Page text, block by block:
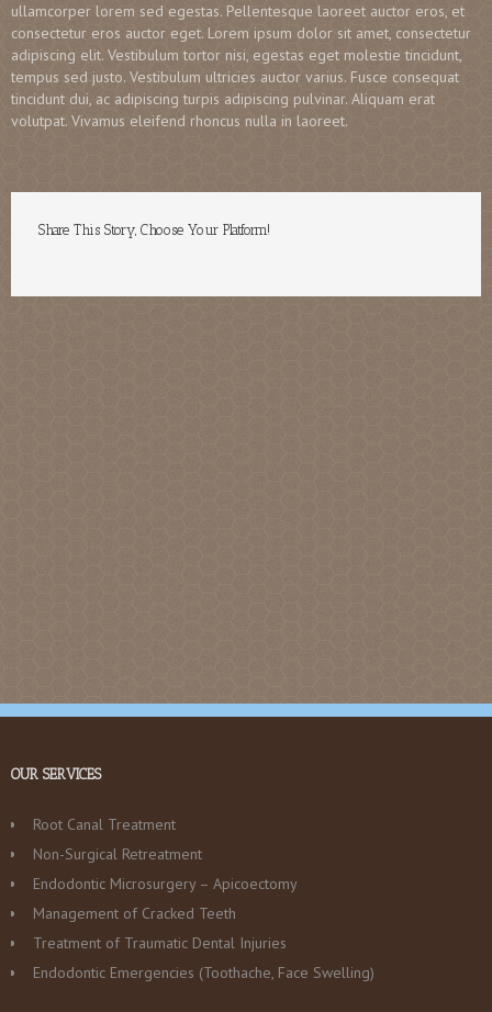
ullamcorper lorem sed egestas. Pellentesque laoreet auctor eros, et
consectetur eros auctor eget. Lorem ipsum dolor sit amet, consectetur
adipiscing elit. Vestibulum tortor nisi, egestas eget molestie tincidunt,
tempus sed justo. Vestibulum ultricies auctor varius. Fusce consequat
tincidunt dui, ac adipiscing turpis adipiscing pulvinar. Aliquam erat
volutpat. Vivamus eleifend rhoncus nulla in laoreet.
Share This Story, Choose Your Platform!
OUR SERVICES
Root Canal Treatment
Non-Surgical Retreatment
Endodontic Microsurgery – Apicoectomy
Management of Cracked Teeth
Treatment of Traumatic Dental Injuries
Endodontic Emergencies (Toothache, Face Swelling)